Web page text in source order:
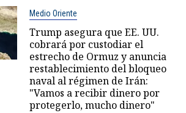
Medio Oriente
Trump asegura que EE. UU.
cobrará por custodiar el
estrecho de Ormuz y anuncia
restablecimiento del bloqueo
naval al régimen de Irán:
"Vamos a recibir dinero por
protegerlo, mucho dinero"